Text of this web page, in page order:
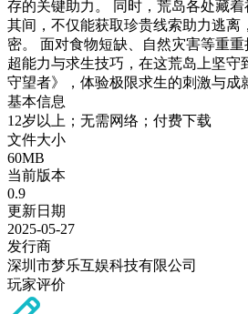
存的关键助力。 同时，荒岛各处藏
其间，不仅能获取珍贵线索助力逃离
密。 面对食物短缺、自然灾害等重
超能力与求生技巧，在这荒岛上坚守
守望者》，体验极限求生的刺激与成
基本信息
12岁以上；无需网络；付费下载
文件大小
60MB
当前版本
0.9
更新日期
2025-05-27
发行商
深圳市梦乐互娱科技有限公司
玩家评价